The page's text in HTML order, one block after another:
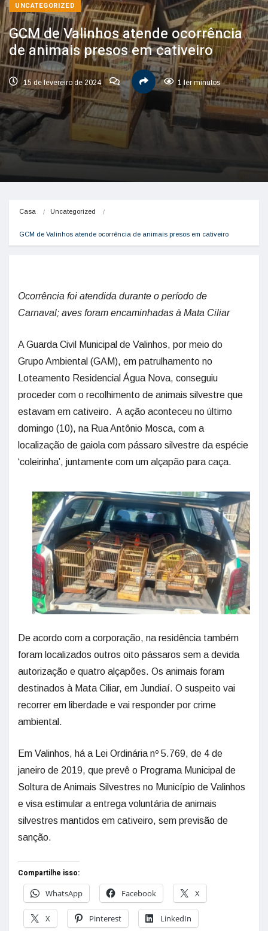
UNCATEGORIZED
GCM de Valinhos atende ocorrência
de animais presos em cativeiro
15 de fevereiro de 2024 1 ler minutos
Casa Uncategorized
GCM de Valinhos atende ocorrência de animais presos em cativeiro
Ocorrência foi atendida durante o período de
Carnaval; aves foram encaminhadas à Mata Ciliar
A Guarda Civil Municipal de Valinhos, por meio do
Grupo Ambiental (GAM), em patrulhamento no
Loteamento Residencial Água Nova, conseguiu
proceder com o recolhimento de animais silvestre que
estavam em cativeiro. A ação aconteceu no último
domingo (10), na Rua Antônio Mosca, com a
localização de gaiola com pássaro silvestre da espécie
‘coleirinha’, juntamente com um alçapão para caça.
De acordo com a corporação, na residência também
foram localizados outros oito pássaros sem a devida
autorização e quatro alçapões. Os animais foram
destinados à Mata Ciliar, em Jundiaí. O suspeito vai
recorrer em liberdade e vai responder por crime
ambiental.
Em Valinhos, há a Lei Ordinária nº 5.769, de 4 de
janeiro de 2019, que prevê o Programa Municipal de
Soltura de Animais Silvestres no Município de Valinhos
e visa estimular a entrega voluntária de animais
silvestres mantidos em cativeiro, sem previsão de
sanção.
Compartilhe isso:
WhatsApp
Facebook X
X Pinterest LinkedIn